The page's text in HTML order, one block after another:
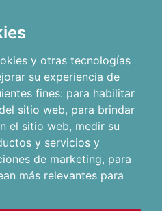
y otras tecnologías
su experiencia de
fines: para habilitar
sitio web, para brindar
el sitio web, medir su
y servicios y
de marketing, para
más relevantes para